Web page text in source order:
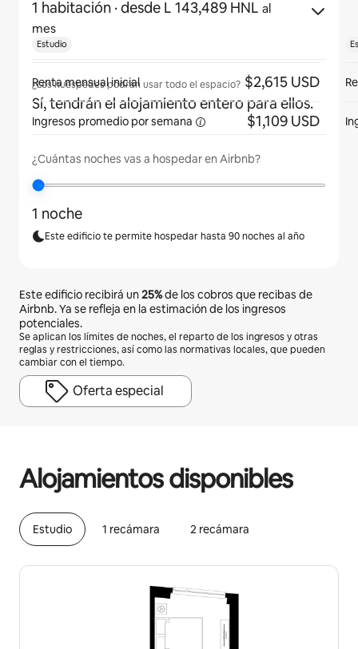
1 habitación · desde L 143,489 HNL al
mes
¿Los huéspedes podrán usar todo el espacio?
Sí, tendrán el alojamiento entero para ellos.
¿Cuántas noches vas a hospedar en Airbnb?
1 noche
Este edificio te permite hospedar hasta 90 noches al año
Este edificio recibirá un25%de los cobros que recibas de
Airbnb. Ya se refleja en la estimación de los ingresos
potenciales.
Se aplican los límites de noches, el reparto de los ingresos y otras
reglas y restricciones, así como las normativas locales, que pueden
cambiar con el tiempo.
Oferta especial
Alojamientos disponibles
Estudio 1 recámara 2 recámara
Estudio
Renta mensual inicial $2,615 USD
Ingresos promedio porsemana $1,109 USD